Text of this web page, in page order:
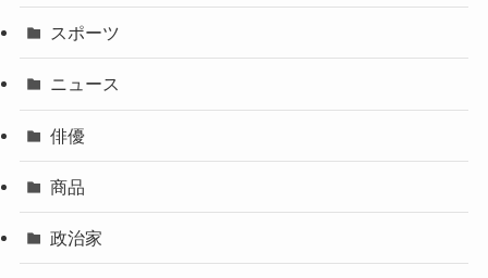
スポーツ
ニュース
俳優
商品
政治家